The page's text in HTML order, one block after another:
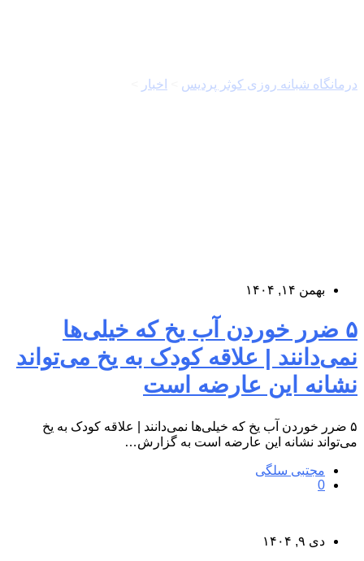
درمانگاه شبانه روزی کوثر پردیس اخبار
بهمن ۱۴, ۱۴۰۴
۵ ضرر خوردن آب یخ که خیلی‌ها
نمی‌دانند | علاقه کودک به یخ می‌تواند
نشانه این عارضه است
۵ ضرر خوردن آب یخ که خیلی‌ها نمی‌دانند | علاقه کودک به یخ
می‌تواند نشانه این عارضه است به گزارش…
مجتبی سلگی
0
دی ۹, ۱۴۰۴